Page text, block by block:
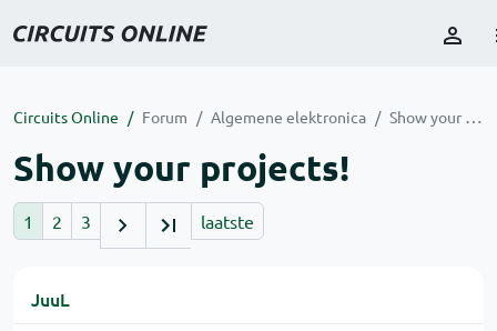
Circuits Online Forum Algemene elektronica Show your projects!
Show your projects!
1 2 3 laatste
JuuL